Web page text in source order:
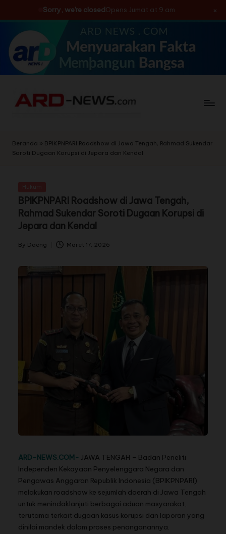
Sorry, we're closedOpens Jumat at 9 am ×
Skip
content
Beranda » BPIKPNPARI Roadshow di Jawa Tengah, Rahmad Sukendar
Soroti Dugaan Korupsi di Jepara dan Kendal
BPIKPNPARI Roadshow di Jawa Tengah,
Rahmad Sukendar Soroti Dugaan Korupsi di
Jepara dan Kendal
By Daeng Maret 17, 2026
ARD-NEWS.COM- JAWA TENGAH – Badan Peneliti
Independen Kekayaan Penyelenggara Negara dan
Pengawas Anggaran Republik Indonesia (BPIKPNPARI)
melakukan roadshow ke sejumlah daerah di Jawa Tengah
untuk menindaklanjuti berbagai aduan masyarakat,
terutama terkait dugaan kasus korupsi dan laporan yang
dinilai mandek dalam proses penanganannya.